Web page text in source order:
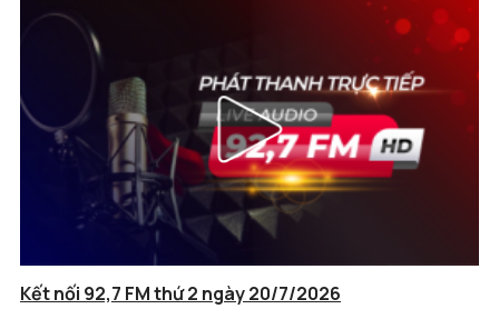
Kết nối 92,7 FM thứ 2 ngày 20/7/2026